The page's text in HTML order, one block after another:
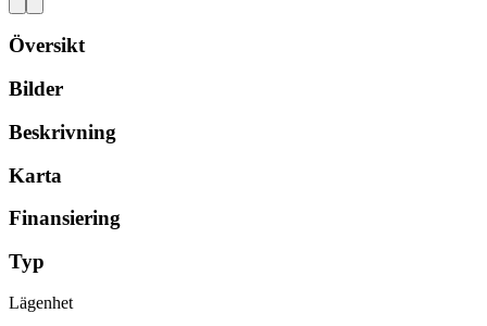
Översikt
Bilder
Beskrivning
Karta
Finansiering
Typ
Lägenhet